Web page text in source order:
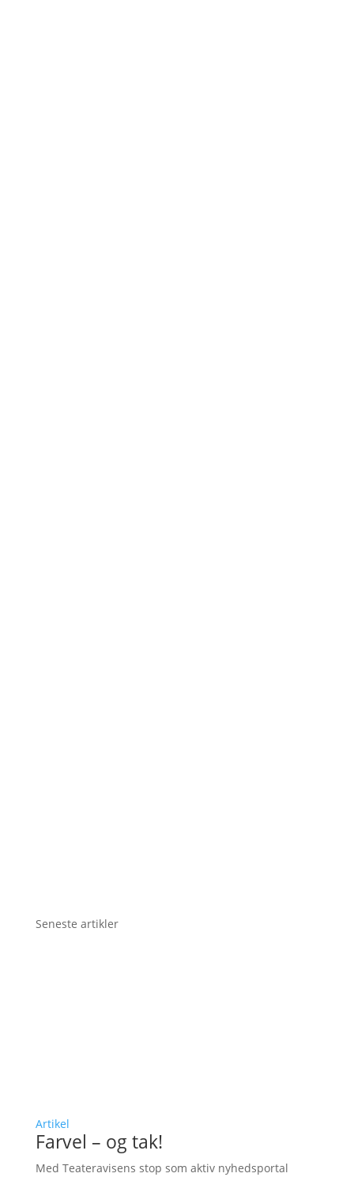
Seneste artikler
Artikel
Farvel – og tak!
Med Teateravisens stop som aktiv nyhedsportal